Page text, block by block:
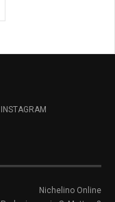
INSTAGRAM
Nichelino Online